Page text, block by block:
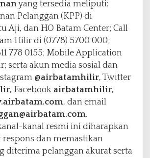
yang tersedia meliputi:
Pelanggan (KPP) di
Aji, dan HO Batam Center; Call
Hilir di (0778) 5700 000;
778 0155; Mobile Application
serta akun media sosial dan
@airbatamhilir, Twitter
, Facebook airbatamhilir,
, dan email
.
kanal resmi ini diharapkan
dan memastikan
diterima pelanggan akurat serta